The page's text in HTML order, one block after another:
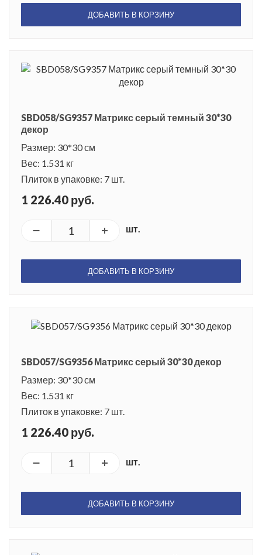
ДОБАВИТЬ В КОРЗИНУ
SBD058/SG9357 Матрикс серый темный 30*30
декор
Размер: 30*30 см
Вес: 1.531 кг
Плиток в упаковке: 7 шт.
1 226.40 руб.
шт.
ДОБАВИТЬ В КОРЗИНУ
SBD057/SG9356 Матрикс серый 30*30 декор
Размер: 30*30 см
Вес: 1.531 кг
Плиток в упаковке: 7 шт.
1 226.40 руб.
шт.
ДОБАВИТЬ В КОРЗИНУ